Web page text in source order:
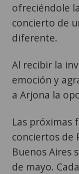
ofreciéndole
concierto de
diferente.
Al recibir la
emoción y
a Arjona la
Las próximas
conciertos de
Buenos Aires
de mayo.